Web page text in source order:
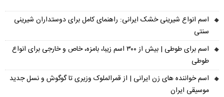
اسم انواع شیرینی خشک ایرانی: راهنمای کامل برای دوستداران شیرینی
سنتی
اسم برای طوطی | بیش از ۳۰۰ اسم زیبا، بامزه، خاص و خارجی برای انواع
طوطی
اسم خواننده های زن ایرانی | از قمرالملوک وزیری تا گوگوش و نسل جدید
موسیقی ایران